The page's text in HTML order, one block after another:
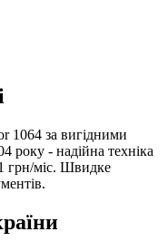
1064 за вигідними
року - надійна техніка
грн/міс. Швидке